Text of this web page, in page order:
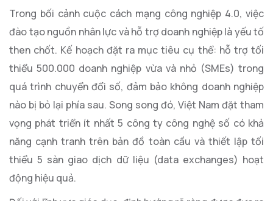
Trong bối cảnh cuộc cách mạng công nghiệp 4.0, việc
đào tạo nguồn nhân lực và hỗ trợ doanh nghiệp là yếu tố
then chốt. Kế hoạch đặt ra mục tiêu cụ thể: hỗ trợ tối
thiểu 500.000 doanh nghiệp vừa và nhỏ (SMEs) trong
quá trình chuyển đổi số, đảm bảo không doanh nghiệp
nào bị bỏ lại phía sau. Song song đó, Việt Nam đặt tham
vọng phát triển ít nhất 5 công ty công nghệ số có khả
năng cạnh tranh trên bản đồ toàn cầu và thiết lập tối
thiểu 5 sàn giao dịch dữ liệu (data exchanges) hoạt
động hiệu quả.